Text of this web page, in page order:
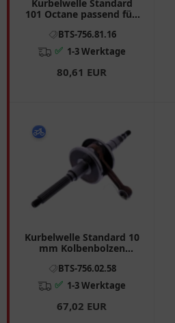
Kurbelwelle Standard
101 Octane passend für:
YY125T - 12, YY125T - 19
BTS-756.81.16
✅ 1-3 Werktage
80,61 EUR
Kurbelwelle Standard 10
mm Kolbenbolzen
CW, EW, MBK CW, EW
BTS-756.02.58
✅ 1-3 Werktage
67,02 EUR